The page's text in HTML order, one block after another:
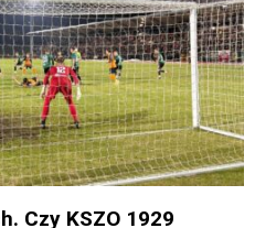
Czy KSZO 1929